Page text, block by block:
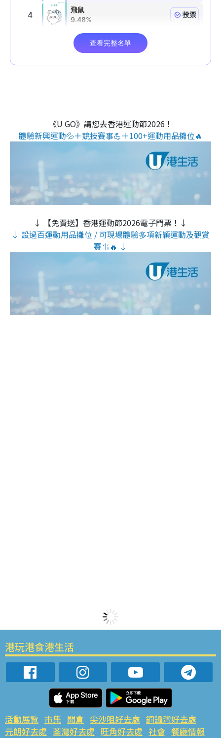
《U GO》請您去香港運動節2026！
體驗新興運動💦＋競技賽事💪＋100+運動用品攤位🔥
↓ 【免費送】香港運動節2026電子門票！↓
↓ 設過百運動用品攤位 / 可現場體驗多項新穎運動及觀賞
賽事🔥 ↓
港玩港食港生活
活動展覽 市集 開倉 尖沙咀好去處 銅鑼灣好去處
元朗好去處 荃灣好去處 旺角好去處 社會 餐廳情報